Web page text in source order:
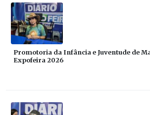
Promotoria da Infância e Juventude de
Expofeira 2026